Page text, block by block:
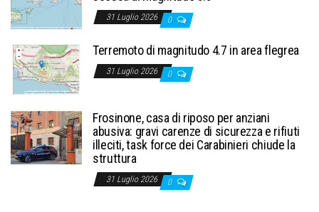
31 Luglio 2026 0
Terremoto di magnitudo 4.7 in area flegrea
31 Luglio 2026 0
Frosinone, casa di riposo per anziani
abusiva: gravi carenze di sicurezza e rifiuti
illeciti, task force dei Carabinieri chiude la
struttura
31 Luglio 2026 0